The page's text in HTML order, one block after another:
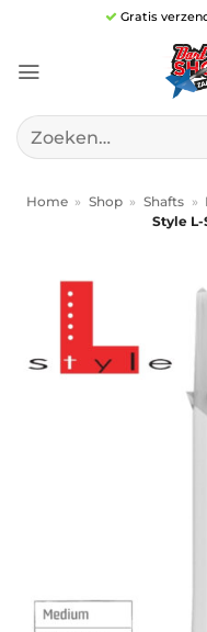
inhoud
Gratis
Zoeken
naar:
Home » Shop » Shafts »
Style